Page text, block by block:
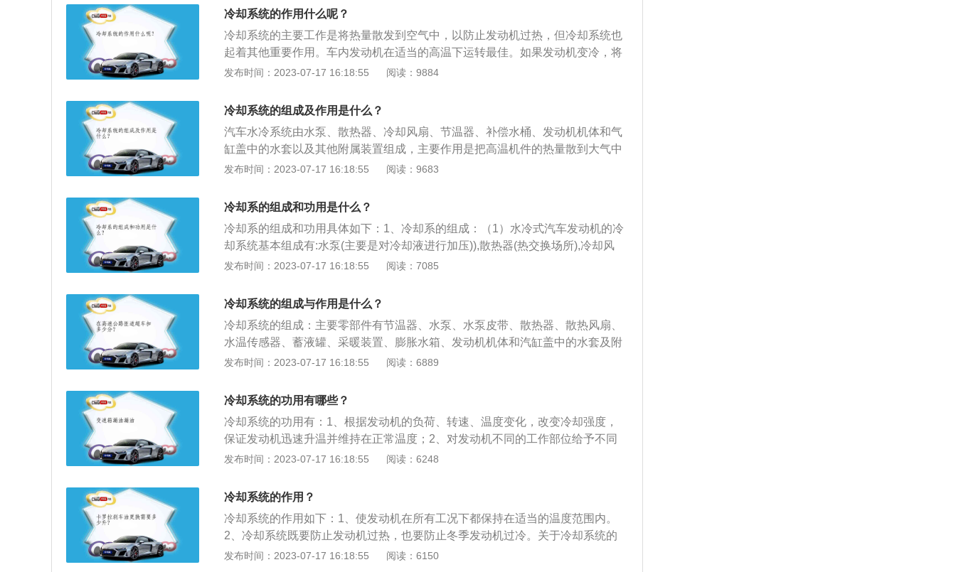
器：由进水室、出水室及散热器芯等三部分构成。冷却液在散热器芯内流动，空
气在散热器芯外通过。热的冷却液由于向空气散热而变冷，冷空气则因为吸收冷
却液散出的热量而升温，所以散热器是一个热交换器。冷却风扇：当风扇旋转时
吸进空气，使其通过散热器，以增强散热器的散热能力，加速冷却液的冷却。节
温器：是控制冷却液流动路径的阀门。它根据冷却液温度的高低，打开或者关闭
偿水桶；而当冷却液降温时，部分冷却液又被吸回散热器，所以冷却液不会溢
失。
冷却系统的作用什么呢？
冷却系统的主要工作是将热量散发到空气中，以防止发动机过热，但冷却系统也
起着其他重要作用。车内发动机在适当的高温下运转最佳。如果发动机变冷，将
加速部件磨损，降低发动机效率，并排放更多污染物。因此，冷却系统的另一个
发到空气中以防止发动机过热，但冷却系统还有其他重要作用。车内发动机在适
当的高温下运行最佳；如果发动机变冷，会加速部件磨损，降低发动机效率，排
放更多污染物；冷却系统的另一个重要功能是尽快预热发动机并使其保持恒定温
度。
发布时间：2023-07-17 16:18:55 阅读：9884
冷却系统的组成及作用是什么？
汽车水冷系统由水泵、散热器、冷却风扇、节温器、补偿水桶、发动机机体和气
缸盖中的水套以及其他附属装置组成，主要作用是把高温机件的热量散到大气中
去。以下是关于冷却系统的部分介绍：组成部分：水泵：水泵是冷却系统核心部
动机的温度快速达到理想状态。水温传感器：水温传感器大多数装在发动机出水
口处，作为喷油量控制的一个依据。水箱：水箱里储存大量冷却液，是发动机与
外界热交换的媒介。水箱风扇：当水温达到一定温度，模块就会控制电子扇的工
作。水管：没有水管的连接就不会有冷却系统。作用：冷却系统的作用，是把高
温机件的热量散到大气中去以保持发动机在正常温度下工作水冷却系一般由发动
发布时间：2023-07-17 16:18:55 阅读：9683
冷却系的组成和功用是什么？
冷却系的组成和功用具体如下：1、冷却系的组成：（1）水冷式汽车发动机的冷
却系统基本组成有:水泵(主要是对冷却液进行加压)),散热器(热交换场所),冷却风
扇，冷却强度调节装置(百叶窗,节温器，风扇离合器等),补偿水桶,发动机机体和气
机风冷却系统的组成包括：气缸盖散热片，缸体散热片，风扇及皮带轮，气缸导
流罩等。2、冷却系的功用：发动机冷却系统的功用主要在于维持发动机在各种
条件下均在最适宜的温度下工作。不仅要保证发动机不能过热，也要保证在冬季
时发动机不能过冷。从而保证发动机工作可靠，使之具有良好的动力性，经济
性。
发布时间：2023-07-17 16:18:55 阅读：7085
冷却系统的组成与作用是什么？
冷却系统的组成：主要零部件有节温器、水泵、水泵皮带、散热器、散热风扇、
水温传感器、蓄液罐、采暖装置、膨胀水箱、发动机机体和汽缸盖中的水套及附
加装置等。以下是关于冷却系统作用的相关介绍：1、合理变化：是能够根据发
在正常温度。2、合理范围：对发动机不同的工作部位给予不同的冷却强度，将
发动机工作时所产生的热量散发到空气中，并保证发动机在最适宣的温度范围内
进行工作。3、合理运作：冷却系统既要防止发动机过热，也要防止冬季发动机
过冷，在发动机冷启动之后，冷却系统还要保证发动机迅速升温，尽快达到正常
的工作温度。
发布时间：2023-07-17 16:18:55 阅读：6889
冷却系统的功用有哪些？
冷却系统的功用有：1、根据发动机的负荷、转速、温度变化，改变冷却强度，
保证发动机迅速升温并维持在正常温度；2、对发动机不同的工作部位给予不同
的冷却强度；3、将发动机工作时所产生的热量散发到空气中，保证发动机在适
节温器、冷却液温度表、水套、水管、冷却液膨胀箱和冷却液温度传感器。冷却
系统的工作原理是：当发动机温度上升，发动机水循环节温器打开，发动机冷却
液进入到大循环，发动机驱动冷却风扇转动进行发动机散热。
发布时间：2023-07-17 16:18:55 阅读：6248
冷却系统的作用？
冷却系统的作用如下：1、使发动机在所有工况下都保持在适当的温度范围内。
2、冷却系统既要防止发动机过热，也要防止冬季发动机过冷。关于冷却系统的
更多资料如下：1、冷却系统按照冷却介质不同可以分为风冷和水冷。2、在机电
发布时间：2023-07-17 16:18:55 阅读：6150